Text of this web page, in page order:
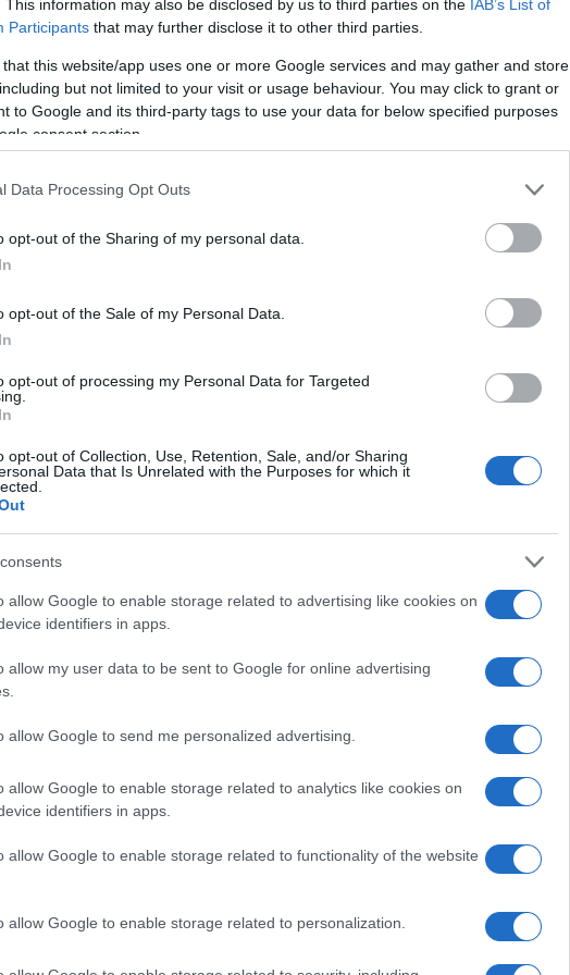
This information may also be disclosed by us to third parties on the IAB’s List of
Participants that may further disclose it to other third parties.
that this website/app uses one or more Google services and may gather and store
but not limited to your visit or usage behaviour. You may click to grant or
to Google and its third-party tags to use your data for below specified purposes
consent section.
Data Processing Opt Outs
opt-out of the Sharing of my personal data.
opt-out of the Sale of my Personal Data.
opt-out of processing my Personal Data for Targeted
opt-out of Collection, Use, Retention, Sale, and/or Sharing
Data that Is Unrelated with the Purposes for which it
allow Google to enable storage related to advertising like cookies on
identifiers in apps.
allow my user data to be sent to Google for online advertising
allow Google to send me personalized advertising.
allow Google to enable storage related to analytics like cookies on
identifiers in apps.
allow Google to enable storage related to functionality of the website
allow Google to enable storage related to personalization.
hasta interesantes lugares
Filipinas tiene muchas cosas
de Filipinas
Sulu, es un santuario marino protegido
de Tubbataha. El arrecife está
y el Atolón Sur, separados por un
km de ancho. Se ha convertido en uno de
Filipinas por sus paredes de coral, donde
dando paso a grandes
a las excursiones de buceo a bordo
las olas están más tranquilas.